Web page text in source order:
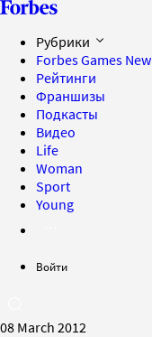
Рубрики
Forbes Games New
Рейтинги
Франшизы
Подкасты
Видео
Life
Woman
Sport
Young
Войти
08 March 2012